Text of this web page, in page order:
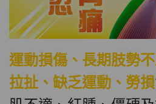
運動損傷、長期肢勢
拉扯、缺乏運動、勞損